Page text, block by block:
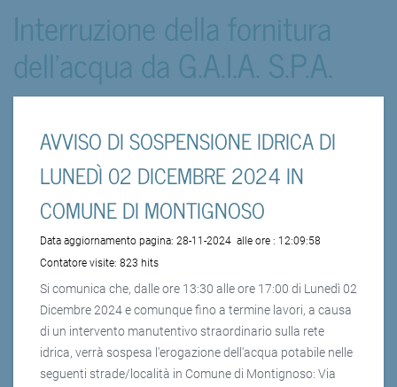
Interruzione della fornitura
dell'acqua da G.A.I.A. S.P.A.
AVVISO DI SOSPENSIONE IDRICA DI
LUNEDÌ 02 DICEMBRE 2024 IN
COMUNE DI MONTIGNOSO
Data aggiornamento pagina: 28-11-2024 alle ore : 12:09:58
Contatore visite: 823 hits
Si comunica che, dalle ore 13:30 alle ore 17:00 di Lunedì 02
Dicembre 2024 e comunque fino a termine lavori, a causa
di un intervento manutentivo straordinario sulla rete
idrica, verrà sospesa l'erogazione dell'acqua potabile nelle
seguenti strade/località in Comune di Montignoso: Via